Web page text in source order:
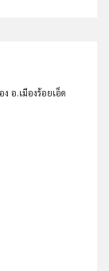
อ.เมืองร้อยเอ็ด